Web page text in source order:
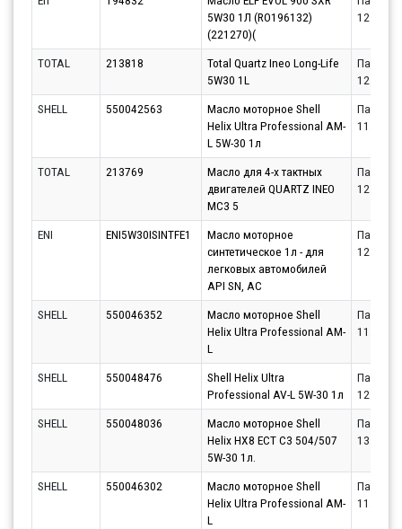
5W30 1Л (RO196132)
(221270)(
TOTAL 213818
Total Quartz Ineo Long-Life
5W30 1L
Партнёр
SHELL
550042563
Масло моторное Shell
Helix Ultra Professional AM-
L 5W-30 1л
Партнёр
TOTAL 213769
Масло для 4-х тактных
двигателей QUARTZ INEO
MC3 5
Партнёр
ENI ENI5W30ISINTFE1
Масло моторное
синтетическое 1л - для
легковых автомобилей
API SN, AC
Партнёр
SHELL 550046352
Масло моторное Shell
Helix Ultra Professional AM-
L
Партнёр
SHELL 550048476
Shell Helix Ultra
Professional AV-L 5W-30 1л
Партнёр
SHELL
550048036
Масло моторное Shell
Helix HX8 ECT C3 504/507
5W-30 1л.
Партнёр
SHELL 550046302
Масло моторное Shell
Helix Ultra Professional AM-
L
Партнёр